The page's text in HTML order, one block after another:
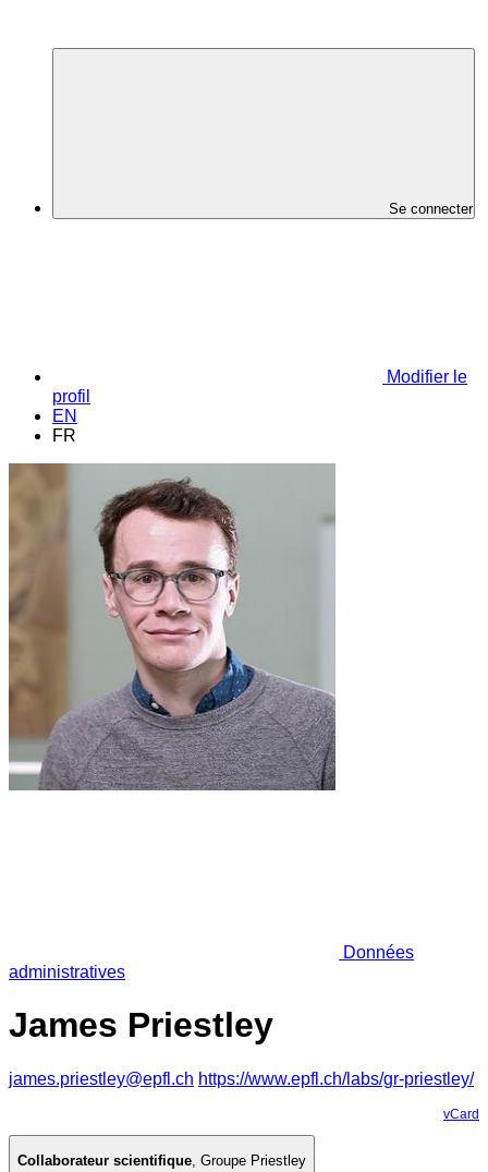
Se connecter
Modifier le
profil
EN
FR
Données
administratives
James Priestley
james.priestley@epfl.ch https://www.epfl.ch/labs/gr-priestley/
vCard
Collaborateur scientifique, Groupe Priestley